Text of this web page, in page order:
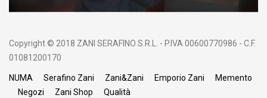
Copyright © 2018 ZANI SERAFINO S.R.L. - P.IVA 00600770986 - C.F.
01081200170
NUMA Serafino Zani Zani&Zani Emporio Zani
Memento
Negozi
Zani Shop Qualità